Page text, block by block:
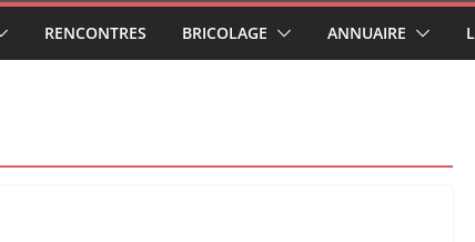
RENCONTRES BRICOLAGE ANNUAIRE